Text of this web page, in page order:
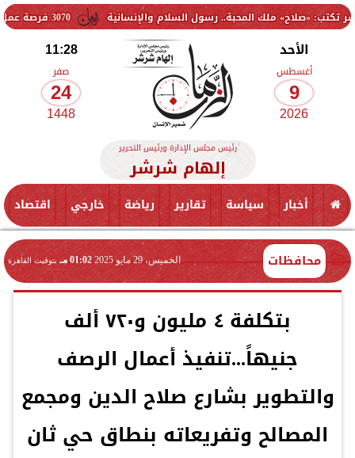
3070 فرصة عمل جديدة بالقطاع الخاص.. وظائف برواتب تصل إلى 9500 جنيه ملك المحبة.. رسول السلام والإنسانية
الأحد
أغسطس
9
2026
11:28
صفر
24
1448
رئيس مجلس الإدارة ورئيس التحرير
إلهام شرشر
أخبار سياسة تقارير رياضة خارجي اقتصاد
محافظات الخميس، 29 مايو 2025 01:02 مـ بتوقيت القاهرة
بتكلفة ٤ مليون و٧٢٠ ألف
جنيهاً...تنفيذ أعمال الرصف
والتطوير بشارع صلاح الدين ومجمع
المصالح وتفريعاته بنطاق حي ثان